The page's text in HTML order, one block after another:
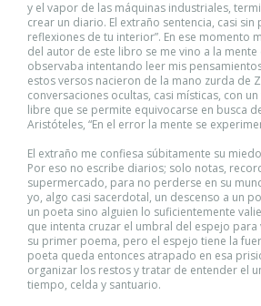
y el vapor de las máquinas industriales,
crear un diario. El extraño sentencia, casi
reflexiones de tu interior”. En ese momento
del autor de este libro se me vino a la
observaba intentando leer mis
estos versos nacieron de la mano zurda de
conversaciones ocultas, casi místicas, con
libre que se permite equivocarse en busca
Aristóteles, “En el error la mente se
El extraño me confiesa súbitamente su
Por eso no escribe diarios; solo notas,
supermercado, para no perderse en su
yo, algo casi sacerdotal, un descenso a un
un poeta sino alguien lo suficientemente
que intenta cruzar el umbral del espejo
su primer poema, pero el espejo tiene la
poeta queda entonces atrapado en esa
organizar los restos y tratar de entender el
tiempo, celda y santuario.